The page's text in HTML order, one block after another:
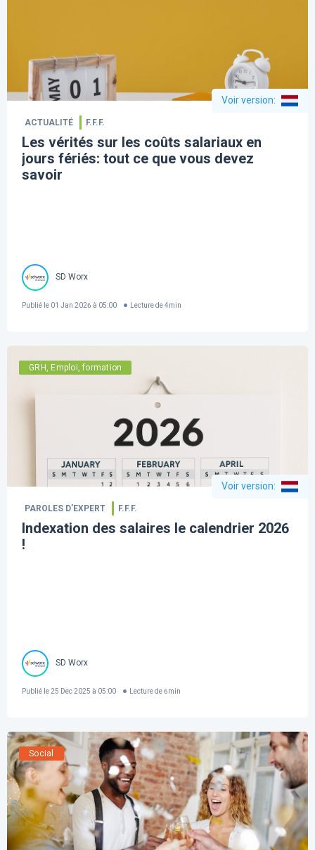
Voir version:
ACTUALITÉ F.F.F.
Les vérités sur les coûts salariaux en
jours fériés: tout ce que vous devez
savoir
SD Worx
Publié le 01 Jan 2026 à 05:00 Lecture de 4min
GRH, Emploi, formation
Voir version:
PAROLES D’EXPERT F.F.F.
Indexation des salaires le calendrier 2026
!
SD Worx
Publié le25 Dec 2025 à 05:00 Lecture de 6min
Social